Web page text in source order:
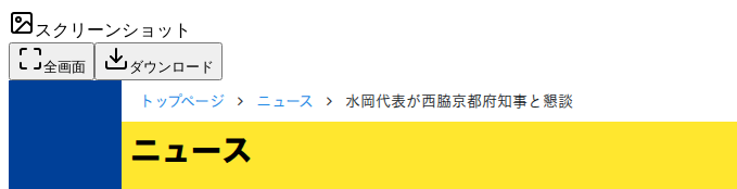
スクリーンショット
全画面 ダウンロード